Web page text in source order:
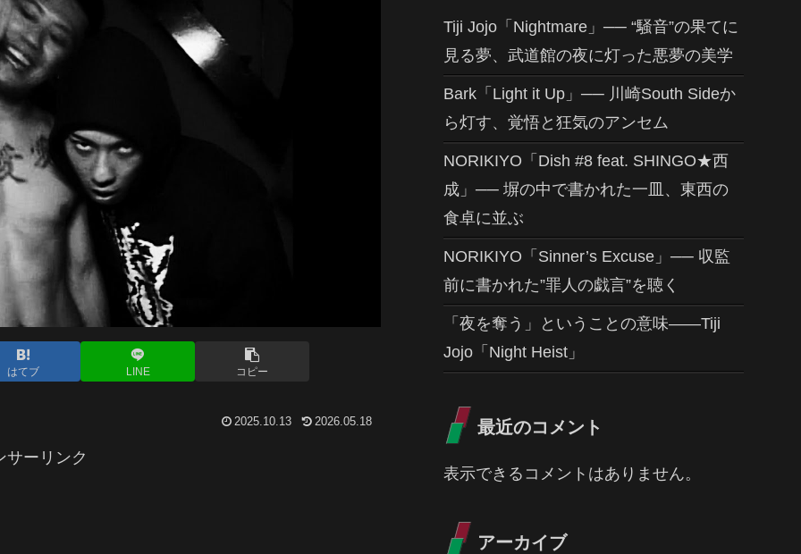
はてブ LINE コピー
2025.10.13 2026.05.18
サーリンク
Tiji Jojo「Nightmare」── “騒音”の果てに
見る夢、武道館の夜に灯った悪夢の美学
Bark「Light it Up」── 川崎South Sideか
ら灯す、覚悟と狂気のアンセム
NORIKIYO「Dish #8 feat. SHINGO★西
成」── 塀の中で書かれた一皿、東西の
食卓に並ぶ
NORIKIYO「Sinner’s Excuse」── 収監
前に書かれた”罪人の戯言”を聴く
「夜を奪う」ということの意味——Tiji
Jojo「Night Heist」
最近のコメント
表示できるコメントはありません。
アーカイブ